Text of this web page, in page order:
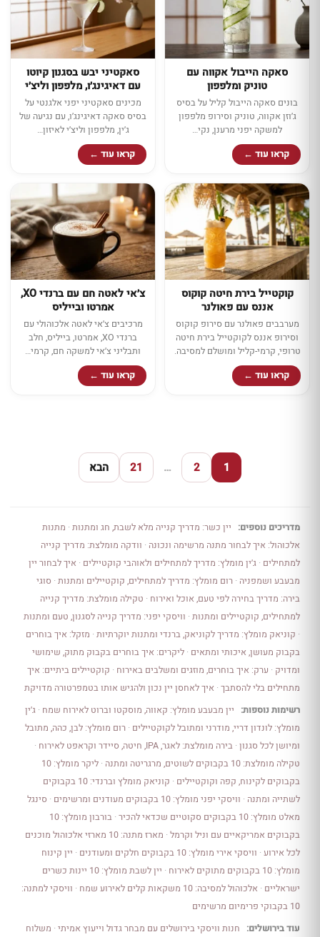
סאקה הייבול אקווה עם
טוניק ומלפפון
בונים סאקה הייבול קליל על בסיס
ג׳וזן אקווה, טוניק וסירופ מלפפון
למשקה יפני מרענן, נקי…
קראו עוד ←
סאקטיני יבש בסגנון קיוטו
עם דאיגינג׳ו, מלפפון וליצ׳י
מכינים סאקטיני יפני אלגנטי על
בסיס סאקה דאיגינג׳ו, עם נגיעה של
ג׳ין, מלפפון וליצ׳י לאיזון…
קראו עוד ←
קוקטייל בירת חיטה קוקוס
אננס עם פאולנר
מערבבים פאולנר עם סירופ קוקוס
וסירופ אננס לקוקטייל בירת חיטה
טרופי, קרמי-קליל ומושלם למסיבה.
קראו עוד ←
צ׳אי לאטה חם עם ברנדי XO,
אמרטו ובייליס
מרכיבים צ׳אי לאטה אלכוהולי עם
ברנדי XO, אמרטו, בייליס, חלב
ותבליני צ׳אי למשקה חם, קרמי…
קראו עוד ←
1
2
…
21 הבא
מדריכים נוספים: יין כשר: מדריך קנייה מלא לשבת, חג ומתנות · מתנות
אלכוהול: איך לבחור מתנה מרשימה ונכונה · וודקה מומלצת: מדריך קנייה
למתחילים · ג׳ין מומלץ: מדריך למתחילים ולאוהבי קוקטיילים · איך לבחור יין
מבעבע ושמפניה · רום מומלץ: מדריך למתחילים, קוקטיילים ומתנות · סוגי
בירה: מדריך בחירה לפי טעם, אוכל ואירוח · טקילה מומלצת: מדריך קנייה
למתחילים, קוקטיילים ומתנות · וויסקי יפני: מדריך קנייה לסגנון, טעם ומתנות
· קוניאק מומלץ: מדריך לקוניאק, ברנדי ומתנות יוקרתיות · מזקל: איך בוחרים
בקבוק מעושן, איכותי ומתאים · ליקרים: איך בוחרים בקבוק מתוק, שימושי
ומדויק · ערק: איך בוחרים, מוזגים ומשלבים באירוח · קוקטיילים ביתיים: איך
מתחילים בלי להסתבך · איך לאחסן יין נכון ולהגיש אותו בטמפרטורה מדויקת
רשימות נוספות:
יין מבעבע מומלץ: קאווה, מוסקטו וברוט לאירוח שמח · ג׳ין
מומלץ: לונדון דריי, מודרני ומתובל לקוקטיילים · רום מומלץ: לבן, כהה, מתובל
ומיושן לכל סגנון · בירה מומלצת: לאגר, IPA, חיטה, סיידר וקראפט לאירוח
·
טקילה מומלצת: 10 בקבוקים לשוטים, מרגריטה ומתנה
·
ליקר מומלץ: 10
בקבוקים לקינוח, קפה וקוקטיילים ·
קוניאק מומלץ וברנדי: 10 בקבוקים
לשתייה ומתנה · וויסקי יפני מומלץ: 10 בקבוקים מעודנים ומרשימים · סינגל
מאלט מומלץ: 10 בקבוקים סקוטיים שכדאי להכיר
·
בורבון מומלץ: 10
בקבוקים אמריקאיים עם וניל וקרמל ·
מארז מתנה: 10 מארזי אלכוהול מוכנים
לכל אירוע · וויסקי אירי מומלץ: 10 בקבוקים חלקים ומעודנים · יין קינוח
מומלץ: 10 בקבוקים מתוקים לאירוח
·
יין לשבת מומלץ: 10 יינות כשרים
ישראליים · אלכוהול למסיבה: 10 משקאות קלים לאירוע שמח · וויסקי למתנה:
10 בקבוקי פרימיום מרשימים
עוד בירושלים:
חנות וויסקי בירושלים עם מבחר גדול וייעוץ אמיתי · משלוח